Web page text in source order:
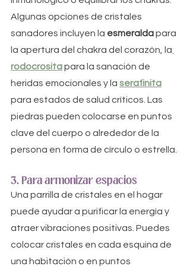
Algunas opciones de cristales
sanadores incluyen la esmeralda para
la apertura del chakra del corazón, la
rodocrositapara la sanación de
heridas emocionales y la serafinita
para estados de salud críticos. Las
piedras pueden colocarse en puntos
clave del cuerpo o alrededor de la
persona en forma de círculo o estrella.
3. Para armonizar espacios
Una parrilla de cristales en el hogar
puede ayudar a purificar la energía y
atraer vibraciones positivas. Puedes
colocar cristales en cada esquina de
una habitación o en puntos